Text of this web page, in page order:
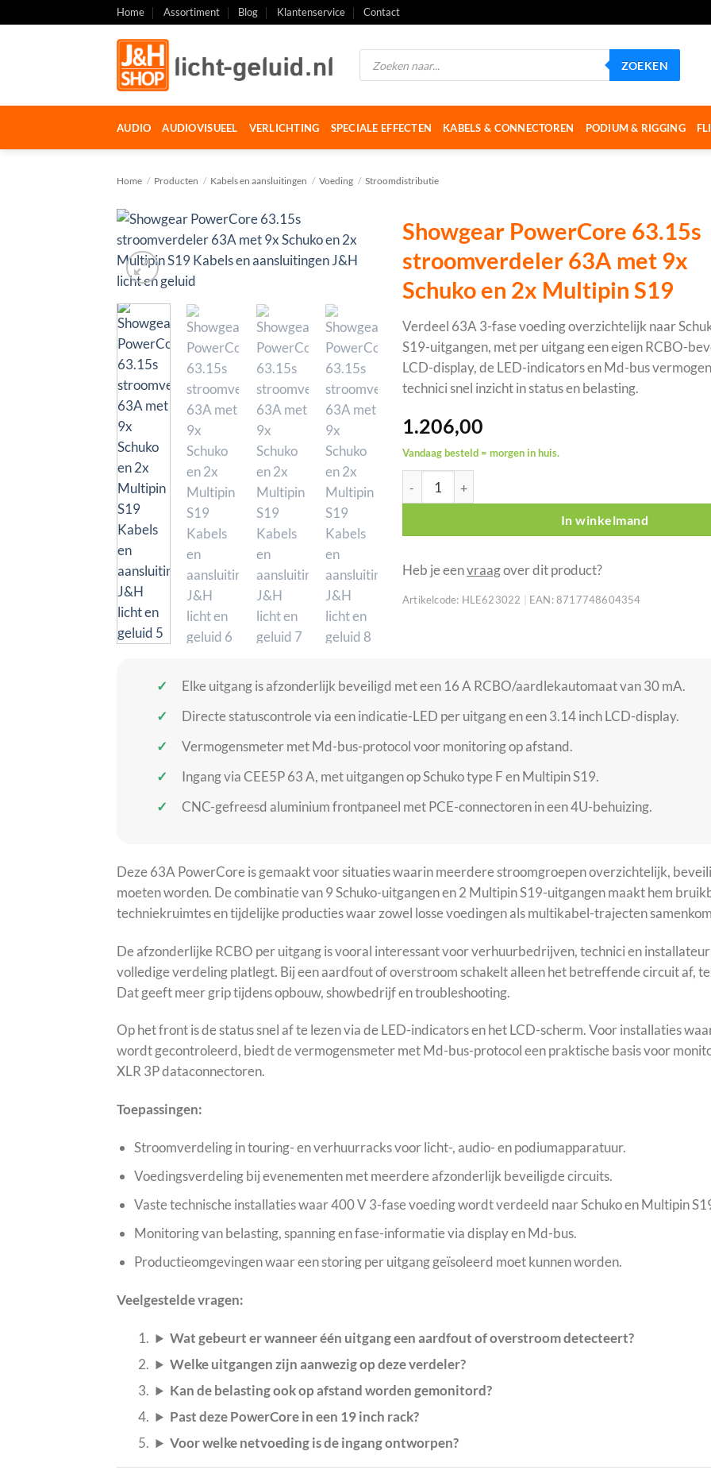
naar
Home Assortiment Blog Klantenservice Contact
Producten
zoeken
ZOEKEN
AUDIO AUDIOVISUEEL VERLICHTING SPECIALE EFFECTEN KABELS & CONNECTOREN PODIUM & RIGGING
Home / Producten / Kabels en aansluitingen / Voeding / Stroomdistributie
Showgear PowerCore 63.15s
stroomverdeler 63A met 9x
Schuko en 2x Multipin S19
Verdeel 63A 3-fase voeding overzichtelijk naar
S19-uitgangen, met per uitgang een eigen RCBO-
LCD-display, de LED-indicators en Md-bus
technici snel inzicht in status en belasting.
1.206,00
Vandaag besteld = morgen in huis.
Showgear PowerCore 63.15s stroomverdeler 63A met
In winkelmand
Heb je eenvraagover dit product?
Artikelcode: HLE623022 EAN: 8717748604354
Elke uitgang is afzonderlijk beveiligd met een 16 A RCBO/aardlekautomaat van 30 mA.
Directe statuscontrole via een indicatie-LED per uitgang en een 3.14 inch LCD-display.
Vermogensmeter met Md-bus-protocol voor monitoring op afstand.
Ingang via CEE5P 63 A, met uitgangen op Schuko type F en Multipin S19.
CNC-gefreesd aluminium frontpaneel met PCE-connectoren in een 4U-behuizing.
Deze 63A PowerCore is gemaakt voor situaties waarin meerdere stroomgroepen overzichtelijk,
moeten worden. De combinatie van 9 Schuko-uitgangen en 2 Multipin S19-uitgangen maakt hem
techniekruimtes en tijdelijke producties waar zowel losse voedingen als multikabel-trajecten
De afzonderlijke RCBO per uitgang is vooral interessant voor verhuurbedrijven, technici en
volledige verdeling platlegt. Bij een aardfout of overstroom schakelt alleen het betreffende circuit af,
Dat geeft meer grip tijdens opbouw, showbedrijf en troubleshooting.
Op het front is de status snel af te lezen via de LED-indicators en het LCD-scherm. Voor installaties
wordt gecontroleerd, biedt de vermogensmeter met Md-bus-protocol een praktische basis voor
XLR 3P dataconnectoren.
Toepassingen:
Stroomverdeling in touring- en verhuurracks voor licht-, audio- en podiumapparatuur.
Voedingsverdeling bij evenementen met meerdere afzonderlijk beveiligde circuits.
Vaste technische installaties waar 400 V 3-fase voeding wordt verdeeld naar Schuko en Multipin
Monitoring van belasting, spanning en fase-informatie via display en Md-bus.
Productieomgevingen waar een storing per uitgang geïsoleerd moet kunnen worden.
Veelgestelde vragen:
Wat gebeurt er wanneer één uitgang een aardfout of overstroom detecteert?
Welke uitgangen zijn aanwezig op deze verdeler?
Kan de belasting ook op afstand worden gemonitord?
Past deze PowerCore in een 19 inch rack?
Voor welke netvoeding is de ingang ontworpen?